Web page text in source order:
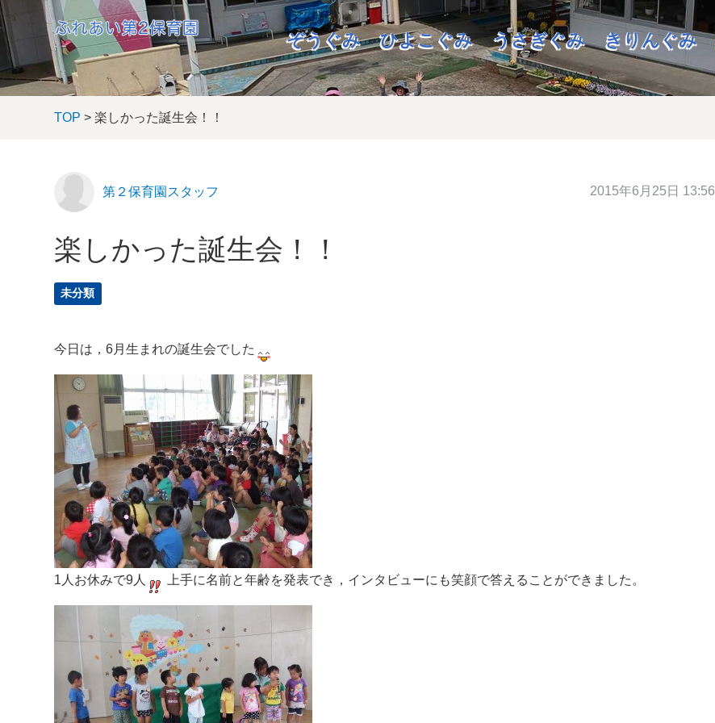
ぞうぐみ ひよこぐみ うさぎぐみ きりんぐみ
TOP > 楽しかった誕生会！！
第２保育園スタッフ 2015年6月25日 13:56
楽しかった誕生会！！
未分類
今日は，6月生まれの誕生会でした
1人お休みで9人 上手に名前と年齢を発表でき，インタビューにも笑顔で答えることができました。